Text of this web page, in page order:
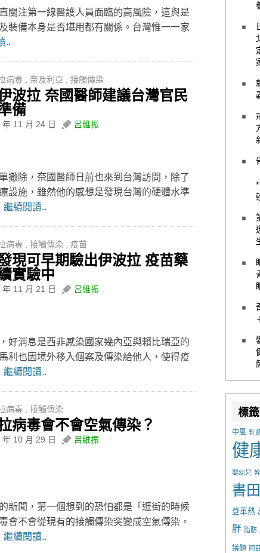
關注第一線醫護人員面臨的高風險，這與是
裝備本身是否堪用都有關係。台灣惟一一家
..
病毒 , 奈及利亞 , 接觸傳染
波拉 奈國醫師建議台灣官民
備
年 11 月 24 日 呂維振
撤除，奈國醫師日前也來到台灣訪問，除了
設施，雖然他的感想是發現台灣的硬體水準
繼續閱讀..
病毒 , 接觸傳染 , 疫苗
現可早期驗出伊波拉 疫苗藥
實驗中
年 11 月 21 日 呂維振
好消息是西非感染國家幾內亞與賴比瑞亞的
利也因境外移入個案及傳染給他人，使得疫
繼續閱讀..
病毒 , 接觸傳染
病毒會不會空氣傳染？
年 10 月 29 日 呂維振
新聞，第一個想到的恐怕都是「逛街的時候
會不會從現有的接觸傳染突變成空氣傳染，
繼續閱讀..
標
中風 乳
健
嬰幼兒
書田
登革熱
胖 脂肪
議題 阿